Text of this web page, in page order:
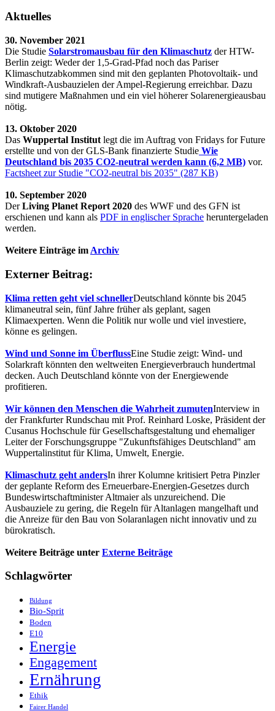
Aktuelles
30. November 2021
Die Studie Solarstromausbau für den Klimaschutz der HTW-
Berlin zeigt: Weder der 1,5-Grad-Pfad noch das Pariser
Klimaschutzabkommen sind mit den geplanten Photovoltaik- und
Windkraft-Ausbauzielen der Ampel-Regierung erreichbar. Dazu
sind mutigere Maßnahmen und ein viel höherer Solarenergieausbau
nötig.
13. Oktober 2020
Das Wuppertal Institut legt die im Auftrag von Fridays for Future
erstellte und von der GLS-Bank finanzierte Studie Wie
Deutschland bis 2035 CO2-neutral werden kann (6,2 MB) vor.
Factsheet zur Studie "CO2-neutral bis 2035" (287 KB)
10. September 2020
DerLiving Planet Report 2020 des WWF und des GFN ist
erschienen und kann als PDF in englischer Sprache heruntergeladen
werden.
Weitere Einträge im Archiv
Externer Beitrag:
Klima retten geht viel schnellerDeutschland könnte bis 2045
klimaneutral sein, fünf Jahre früher als geplant, sagen
Klimaexperten. Wenn die Politik nur wolle und viel investiere,
könne es gelingen.
Wind und Sonne im ÜberflussEine Studie zeigt: Wind- und
Solarkraft könnten den weltweiten Energieverbrauch hundertmal
decken. Auch Deutschland könnte von der Energiewende
profitieren.
Wir können den Menschen die Wahrheit zumutenInterview in
der Frankfurter Rundschau mit Prof. Reinhard Loske, Präsident der
Cusanus Hochschule für Gesellschaftsgestaltung und ehemaliger
Leiter der Forschungsgruppe "Zukunftsfähiges Deutschland" am
Wuppertalinstitut für Klima, Umwelt, Energie.
Klimaschutz geht andersIn ihrer Kolumne kritisiert Petra Pinzler
der geplante Reform des Erneuerbare-Energien-Gesetzes durch
Bundeswirtschaftminister Altmaier als unzureichend. Die
Ausbauziele zu gering, die Regeln für Altanlagen mangelhaft und
die Anreize für den Bau von Solaranlagen nicht innovativ und zu
bürokratisch.
Weitere Beiträge unter Externe Beiträge
Schlagwörter
Bildung
Bio-Sprit
Boden
E10
Energie
Engagement
Ernährung
Ethik
Fairer Handel